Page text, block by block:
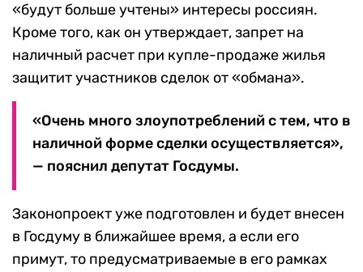
«будут больше учтены» интересы россиян.
Кроме того, как он утверждает, запрет на
наличный расчет при купле-продаже жилья
защитит участников сделок от «обмана».
«Очень много злоупотреблений с тем, что в
наличной форме сделки осуществляется»,
— пояснил депутат Госдумы.
Законопроект уже подготовлен и будет внесен
в Госдуму в ближайшее время, а если его
примут, то предусматриваемые в его рамках